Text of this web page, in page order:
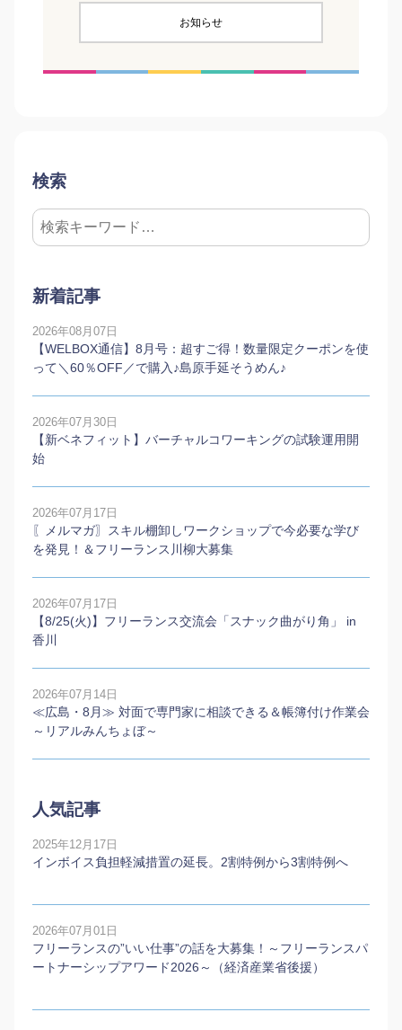
お知らせ
検索
新着記事
2026年08月07日
【WELBOX通信】8月号：超すご得！数量限定クーポンを使
って＼60％OFF／で購入♪島原手延そうめん♪
2026年07月30日
【新ベネフィット】バーチャルコワーキングの試験運用開
始
2026年07月17日
〖メルマガ〗スキル棚卸しワークショップで今必要な学び
を発見！＆フリーランス川柳大募集
2026年07月17日
【8/25(火)】フリーランス交流会「スナック曲がり角」 in
香川
2026年07月14日
≪広島・8月≫ 対面で専門家に相談できる＆帳簿付け作業会
～リアルみんちょぼ～
人気記事
2025年12月17日
インボイス負担軽減措置の延長。2割特例から3割特例へ
2026年07月01日
フリーランスの”いい仕事”の話を大募集！～フリーランスパ
ートナーシップアワード2026～（経済産業省後援）